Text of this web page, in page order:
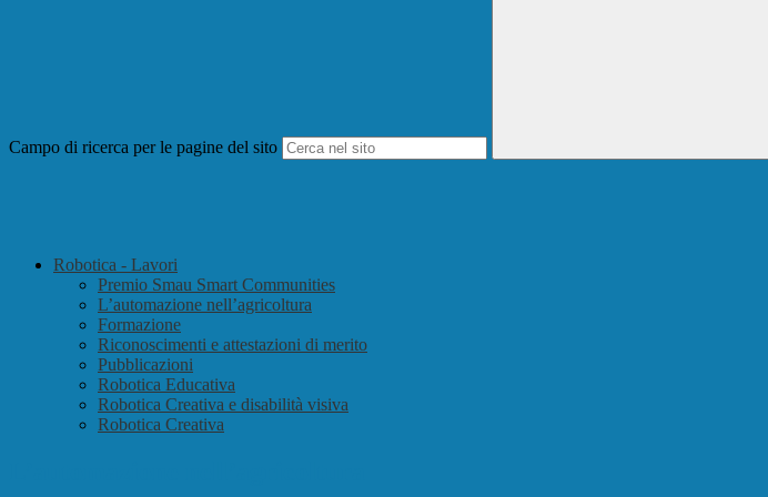
Campo di ricerca per le pagine del sito
Robotica - Lavori
Premio Smau Smart Communities
L’automazione nell’agricoltura
Formazione
Riconoscimenti e attestazioni di merito
Pubblicazioni
Robotica Educativa
Robotica Creativa e disabilità visiva
Robotica Creativa